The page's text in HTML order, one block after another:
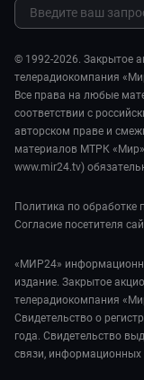
Шоу-бизнес
Стиль жизни
Сад и огород
Мировое соглашение
Предварительный
Пять причин поехать
Обратная связь
© 1992-2026. Закрытое
телерадиокомпания
Все права на любые
соответствии с
авторском праве и
материалов МТРК «Мир»
www.mir24.tv)
Политика по обработке
Согласие посетителя
«МИР24»
издание. Закрытое
телерадиокомпания
Свидетельство о
года. Свидетельство
связи, информационных